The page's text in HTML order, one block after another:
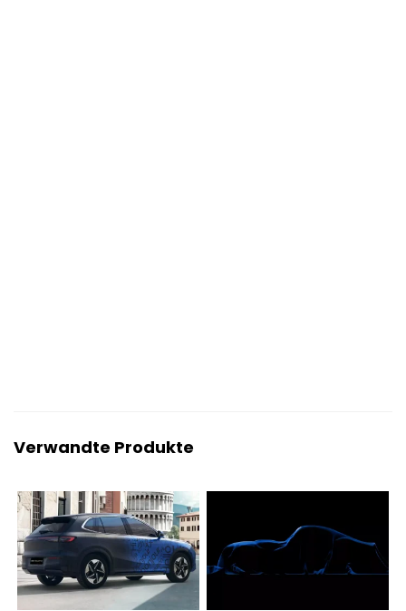
Verwandte Produkte